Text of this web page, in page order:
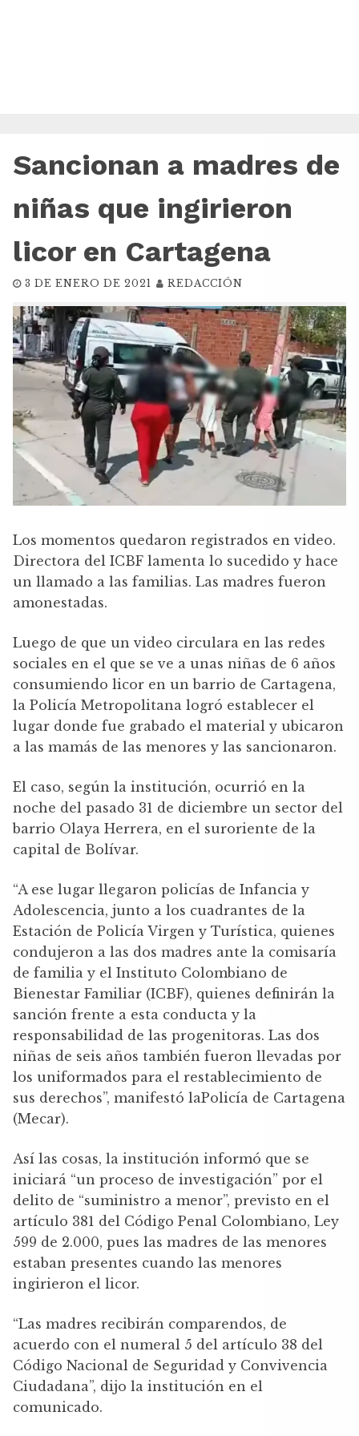
Sancionan a madres de
niñas que ingirieron
licor en Cartagena
3 DE ENERO DE 2021 REDACCIÓN
Los momentos quedaron registrados en video.
Directora del ICBF lamenta lo sucedido y hace
un llamado a las familias. Las madres fueron
amonestadas.
Luego de que un video circulara en las redes
sociales en el que se ve a unas niñas de 6 años
consumiendo licor en un barrio de Cartagena,
la Policía Metropolitana logró establecer el
lugar donde fue grabado el material y ubicaron
a las mamás de las menores y las sancionaron.
El caso, según la institución, ocurrió en la
noche del pasado 31 de diciembre un sector del
barrio Olaya Herrera, en el suroriente de la
capital de Bolívar.
“A ese lugar llegaron policías de Infancia y
Adolescencia, junto a los cuadrantes de la
Estación de Policía Virgen y Turística, quienes
condujeron a las dos madres ante la comisaría
de familia y el Instituto Colombiano de
Bienestar Familiar (ICBF), quienes definirán la
sanción frente a esta conducta y la
responsabilidad de las progenitoras. Las dos
niñas de seis años también fueron llevadas por
los uniformados para el restablecimiento de
sus derechos”, manifestó laPolicía de Cartagena
(Mecar).
Así las cosas, la institución informó que se
iniciará “un proceso de investigación” por el
delito de “suministro a menor”, previsto en el
artículo 381 del Código Penal Colombiano, Ley
599 de 2.000, pues las madres de las menores
estaban presentes cuando las menores
ingirieron el licor.
“Las madres recibirán comparendos, de
acuerdo con el numeral 5 del artículo 38 del
Código Nacional de Seguridad y Convivencia
Ciudadana”, dijo la institución en el
comunicado.